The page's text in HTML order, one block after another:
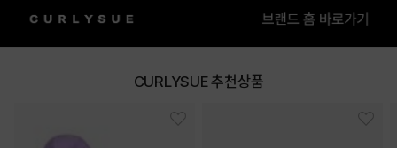
CURLYSUE 추천상품